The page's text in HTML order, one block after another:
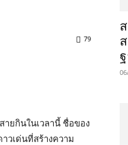
79
ยกินในเวลานี้ ชื่อของ
วเด่นที่สร้างความ